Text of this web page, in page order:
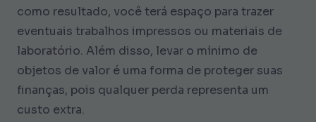
como resultado, você terá espaço para trazer
eventuais trabalhos impressos ou materiais de
laboratório. Além disso, levar o mínimo de
objetos de valor é uma forma de proteger suas
finanças, pois qualquer perda representa um
custo extra.